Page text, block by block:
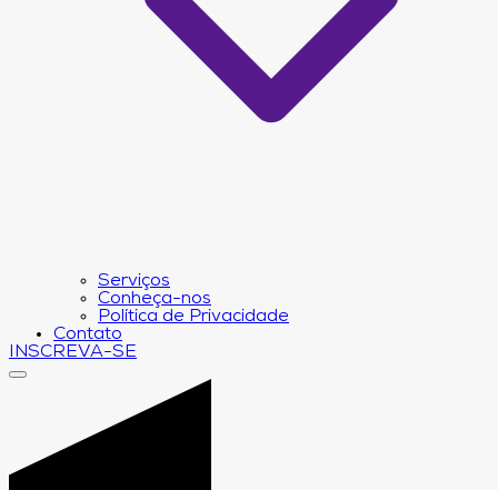
Serviços
Conheça-nos
Política de Privacidade
Contato
INSCREVA-SE